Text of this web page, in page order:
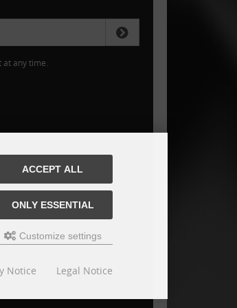
any time.
ACCEPT ALL
ONLY ESSENTIAL
Customize settings
Notice Legal Notice